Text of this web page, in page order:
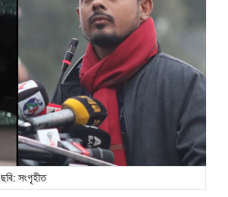
ছবি: সংগৃহীত